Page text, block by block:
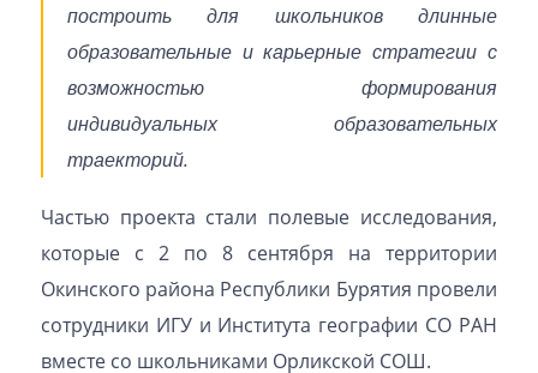
построить для школьников длинные
образовательные и карьерные стратегии с
возможностью формирования
индивидуальных образовательных
траекторий.
Частью проекта стали полевые исследования,
которые с 2 по 8 сентября на территории
Окинского района Республики Бурятия провели
сотрудники ИГУ и Института географии СО РАН
вместе со школьниками Орликской СОШ.